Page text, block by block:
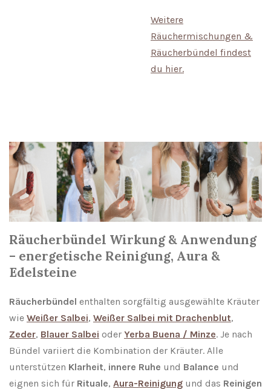
Weitere
Räuchermischungen &
Räucherbündel findest
du hier.
Räucherbündel Wirkung & Anwendung
– energetische Reinigung, Aura &
Edelsteine
Räucherbündel enthalten sorgfältig ausgewählte Kräuter
wie Weißer Salbei, Weißer Salbei mit Drachenblut,
Zeder, Blauer Salbei oder Yerba Buena / Minze. Je nach
Bündel variiert die Kombination der Kräuter. Alle
unterstützen Klarheit, innere Ruhe und Balance und
eignen sich für Rituale, Aura-Reinigung und das Reinigen